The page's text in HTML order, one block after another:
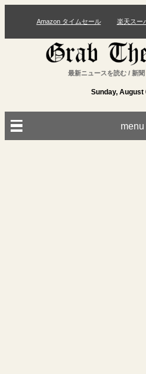
Amazon タイムセール 楽天スー
最新ニュースを読む / 新
Sunday, August
menu